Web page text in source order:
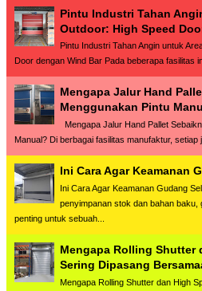
Pintu Industri Tahan
Outdoor: High Speed
Pintu Industri Tahan Angin untuk
Door dengan Wind Bar Pada beberapa fasilitas
Mengapa Jalur Hand
Menggunakan Pintu
Mengapa Jalur Hand Pallet
Manual? Di berbagai fasilitas manufaktur, setiap
Ini Cara Agar Keamanan
Ini Cara Agar Keamanan Gudang
penyimpanan stok dan bahan baku,
penting untuk sebuah...
Mengapa Rolling Shutter
Sering Dipasang
Mengapa Rolling Shutter dan High